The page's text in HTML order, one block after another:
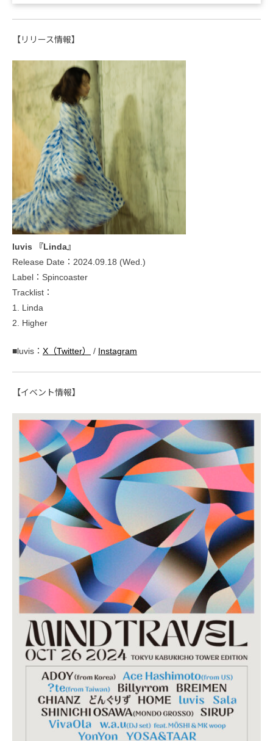
【リリース情報】
luvis 『Linda』
Release Date：2024.09.18 (Wed.)
Label：Spincoaster
Tracklist：
1. Linda
2. Higher
■luvis： X（Twitter） / Instagram
【イベント情報】